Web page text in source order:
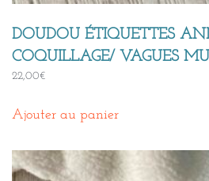
DOUDOU ÉTIQUETTES
COQUILLAGE/ VAGUES
22,00€
Ajouter au panier